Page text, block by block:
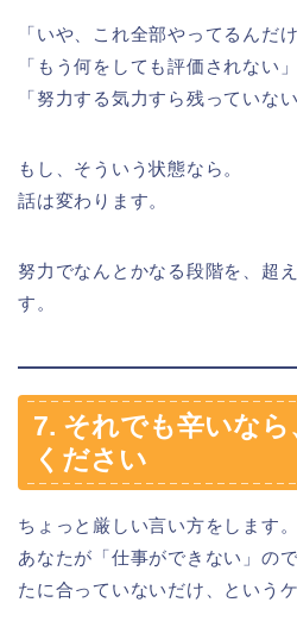
「いや、これ全部やってるんだ
「もう何をしても評価されない」
「努力する気力すら残っていない
もし、そういう状態なら。
話は変わります。
努力でなんとかなる段階を、超
す。
7. それでも辛いな
ください
ちょっと厳しい言い方をします。
あなたが「仕事ができない」の
たに合っていないだけ、という